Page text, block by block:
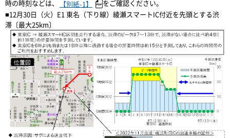
時の時刻などは、
【別紙-1】
をご確認ください。
■12月30日（火）E1 東名（下り線）綾瀬スマートIC付近を先頭とする渋
滞〔最大25km〕